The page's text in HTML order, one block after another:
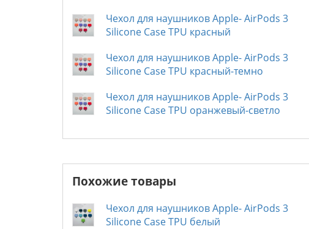
Чехол для наушников Apple- AirPods 3
Silicone Case TPU красный
Чехол для наушников Apple- AirPods 3
Silicone Case TPU красный-темно
Чехол для наушников Apple- AirPods 3
Silicone Case TPU оранжевый-светло
Похожие товары
Чехол для наушников Apple- AirPods 3
Silicone Case TPU белый